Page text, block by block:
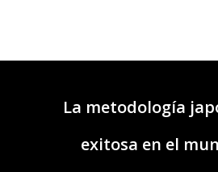
La metodología
exitosa en el